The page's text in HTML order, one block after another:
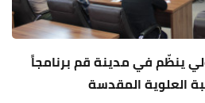
ينظّم في مدينة قم برنامجاً
العلوية المقدسة